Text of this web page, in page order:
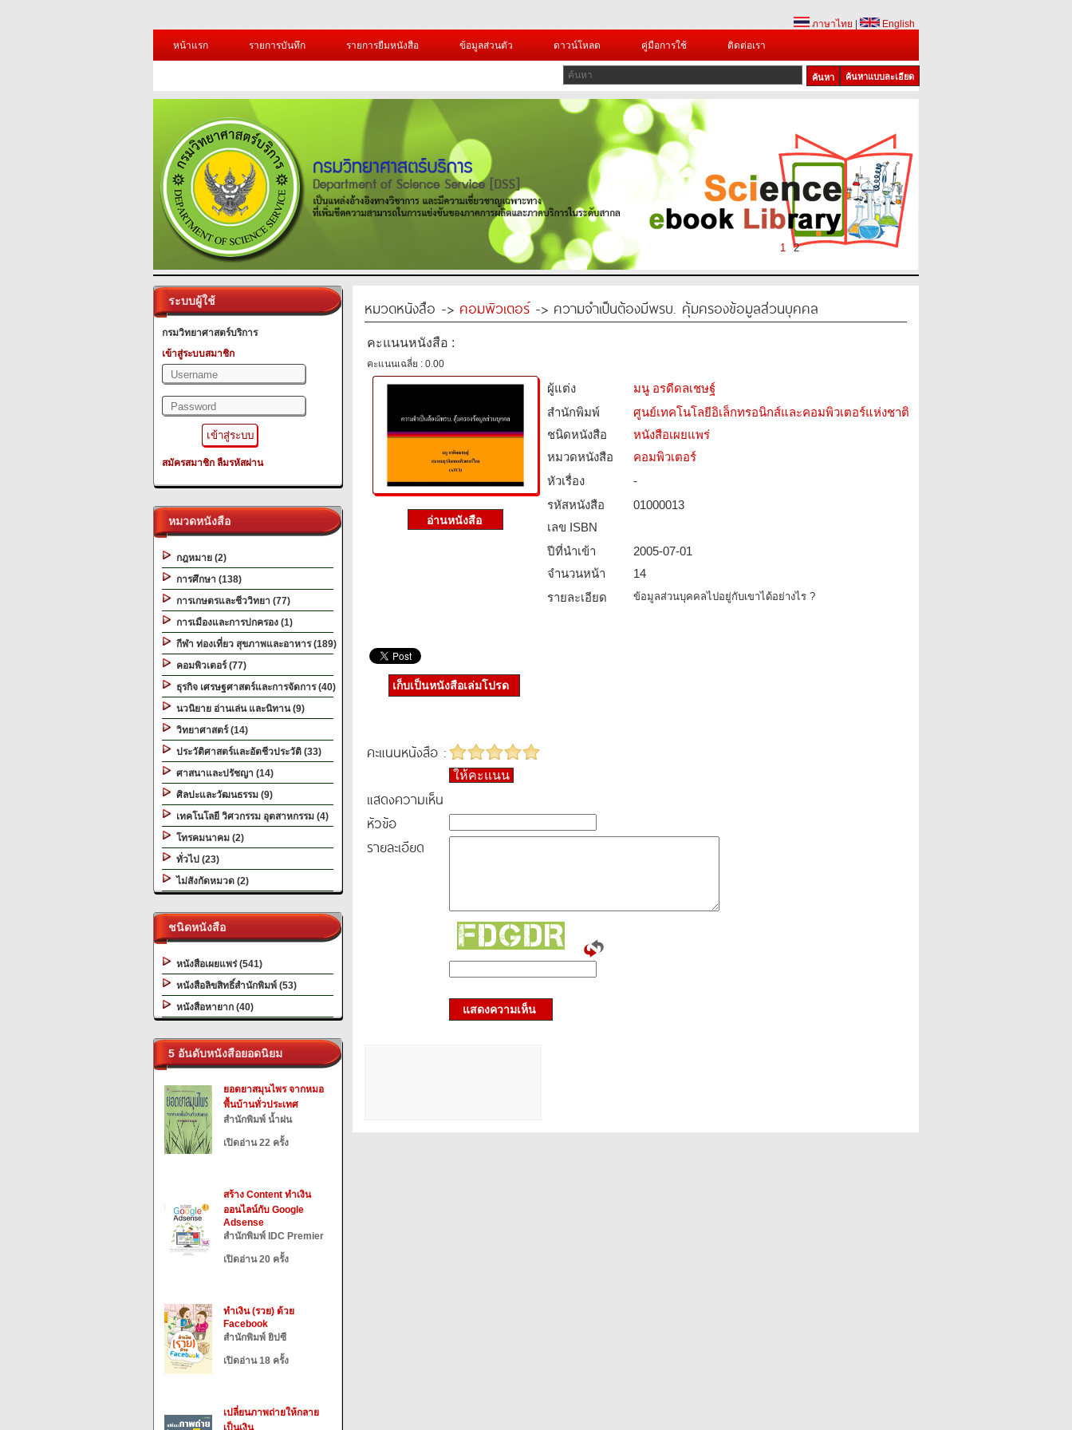
ภาษาไทย
English
หน้าแรก
รายการบันทึก รายการยืมหนังสือ ข้อมูลส่วนตัว ดาวน์โหลด คู่มือการใช้ ติดต่อเรา
ค้นหาแบบละเอียด
1 2
ระบบผู้ใช้
กรมวิทยาศาสตร์บริการ
เข้าสู่ระบบสมาชิก
สมัครสมาชิก ลืมรหัสผ่าน
หมวดหนังสือ
กฎหมาย (2)
การศึกษา (138)
การเกษตรและชีววิทยา (77)
การเมืองและการปกครอง (1)
กีฬา ท่องเที่ยว สุขภาพและอาหาร (189)
คอมพิวเตอร์ (77)
ธุรกิจ เศรษฐศาสตร์และการจัดการ (40)
นวนิยาย อ่านเล่น และนิทาน (9)
วิทยาศาสตร์ (14)
ประวัติศาสตร์และอัตชีวประวัติ (33)
ศาสนาและปรัชญา (14)
ศิลปะและวัฒนธรรม (9)
เทคโนโลยี วิศวกรรม อุตสาหกรรม (4)
โทรคมนาคม (2)
ทั่วไป (23)
ไม่สังกัดหมวด (2)
ชนิดหนังสือ
หนังสือเผยแพร่ (541)
หนังสือลิขสิทธิ์สำนักพิมพ์ (53)
หนังสือหายาก (40)
5 อันดับหนังสือยอดนิยม
ยอดยาสมุนไพร จากหมอ
พื้นบ้านทั่วประเทศ
สำนักพิมพ์ น้ำฝน
เปิดอ่าน 22 ครั้ง
สร้าง Content ทำเงิน
ออนไลน์กับ Google
Adsense
สำนักพิมพ์ IDC Premier
เปิดอ่าน 20 ครั้ง
ทำเงิน (รวย) ด้วย
Facebook
สำนักพิมพ์ ยิปซี
เปิดอ่าน 18 ครั้ง
เปลี่ยนภาพถ่ายให้กลาย
เป็นเงิน
หมวดหนังสือ -> คอมพิวเตอร์-> ความจำเป็นต้องมีพรบ. คุ้มครองข้อมูลส่วนบุคคล
คะแนนหนังสือ :
คะแนนเฉลี่ย : 0.00
ผู้แต่ง
มนู อรดีดลเชษฐ์
สำนักพิมพ์
ศูนย์เทคโนโลยีอิเล็กทรอนิกส์และคอมพิวเตอร์แห่งชาติ
ชนิดหนังสือ­
หนังสือเผยแพร่
หมวดหนังสือ­
คอมพิวเตอร์
หัวเรื่อง
-
รหัสหนังสือ­
01000013
เลข ISBN
ปีที่นำเข้า
2005-07-01
จำนวนหน้า
14
รายละเอียด
ข้อมูลส่วนบุคคลไปอยู่กับเขาได้อย่างไร ?
เก็บเป็นหนังสือเล่มโปรด
คะแนนหนังสือ :
ให้คะแนน
แสดงความเห็น
หัวข้อ
รายละเอียด
แสดงความเห็น